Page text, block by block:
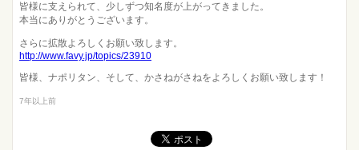
皆様に支えられて、少しずつ知名度が上がってきました。
本当にありがとうございます。
さらに拡散よろしくお願い致します。
http://www.favy.jp/topics/23910
皆様、ナポリタン、そして、かさねがさねをよろしくお願い致します！
7年以上前